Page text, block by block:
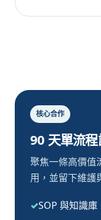
核心合作
90 天單流
聚焦一條高價值
用，並留下維護
SOP 與知識庫